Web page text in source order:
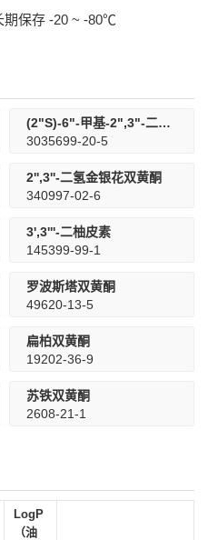
保存 -20 ~ -80℃
(2"S)-6"-甲基-2",3"-二氢迪丽卡黄酮
3035699-20-5
2'',3''-二氢金银花双黄酮
340997-02-6
3',3'''-二柚皮素
145399-99-1
罗波斯塔双黄酮
49620-13-5
扁柏双黄酮
19202-36-9
苏铁双黄酮
2608-21-1
LogP
（油